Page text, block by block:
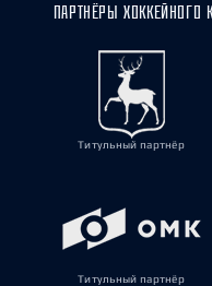
ПАРТНЁРЫ ХОККЕЙНОГО
Титульный партнёр
Титульный партнёр